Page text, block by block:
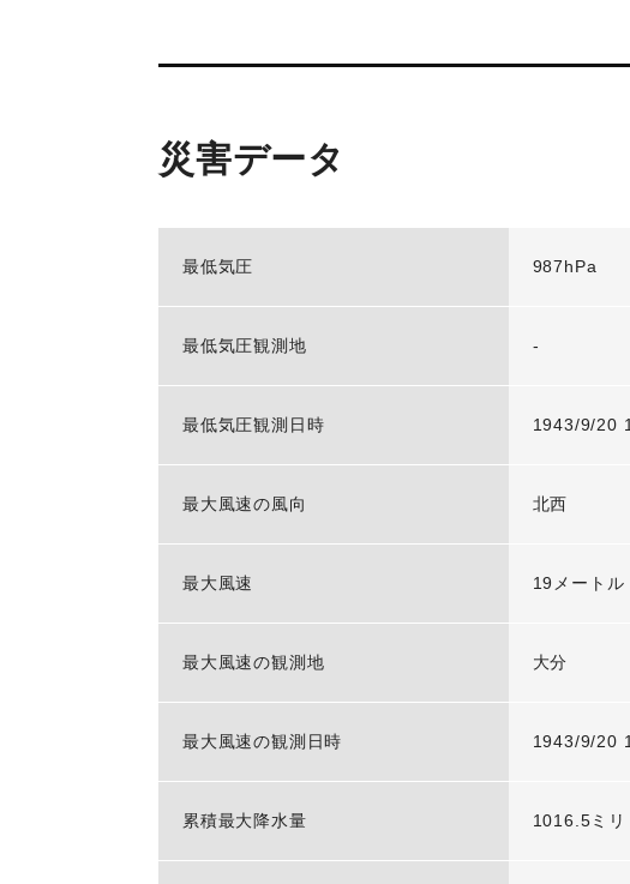
災害データ
最低気圧 987hPa
最低気圧観測地 -
最低気圧観測日時 1943/9/20
最大風速の風向 北西
最大風速 19メートル
最大風速の観測地 大分
最大風速の観測日時 1943/9/20
累積最大降水量 1016.5ミリ